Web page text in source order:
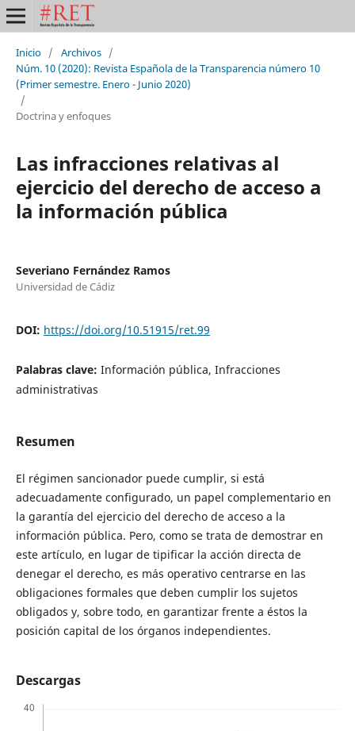
Inicio / Archivos /
Núm. 10 (2020): Revista Española de la Transparencia número 10
(Primer semestre. Enero - Junio 2020)
/
Doctrina y enfoques
Las infracciones relativas al
ejercicio del derecho de acceso a
la información pública
Severiano Fernández Ramos
Universidad de Cádiz
DOI: https://doi.org/10.51915/ret.99
Palabras clave: Información pública, Infracciones
administrativas
Resumen
El régimen sancionador puede cumplir, si está
adecuadamente configurado, un papel complementario en
la garantía del ejercicio del derecho de acceso a la
información pública. Pero, como se trata de demostrar en
este artículo, en lugar de tipificar la acción directa de
denegar el derecho, es más operativo centrarse en las
obligaciones formales que deben cumplir los sujetos
obligados y, sobre todo, en garantizar frente a éstos la
posición capital de los órganos independientes.
Descargas